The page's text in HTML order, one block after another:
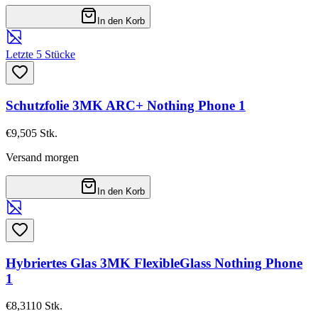
In den Korb
Letzte 5 Stücke
Schutzfolie 3MK ARC+ Nothing Phone 1
€9,505 Stk.
Versand morgen
In den Korb
Hybriertes Glas 3MK FlexibleGlass Nothing Phone
1
€8,3110 Stk.